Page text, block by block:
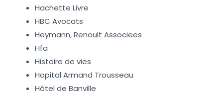
Hachette Livre
HBC Avocats
Heymann, Renoult Associees
Hfa
Histoire de vies
Hopital Armand Trousseau
Hôtel de Banville